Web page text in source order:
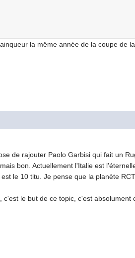
la même année de la coupe de
de rajouter Paolo Garbisi qui fait un
bon. Actuellement l'Italie est
le 10 titu. Je pense que la planète
le but de ce topic, c'est absolument